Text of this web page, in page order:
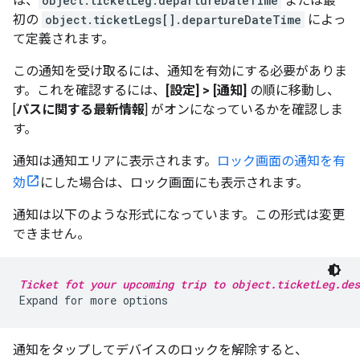
初の object.ticketLegs[].departureDateTime によっ
て定義されます。
この通知を受け取るには、通知を有効にする必要がありま
す。これを確認するには、
[設定] > [通知] の順に移動し、
[パスに関する最新情報] がオンになっているかを確認しま
す。
通知は通知エリアに表示されます。
ロック画面の通知を有
効
にした場合は、ロック画面にも表示されます。
通知は以下のような形式になっています。この形式は変更
できません。
Ticket fot your upcoming trip to
通知をタップしてデバイスのロックを解除すると、